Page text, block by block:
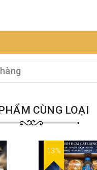
CÙNG LOẠI
13%